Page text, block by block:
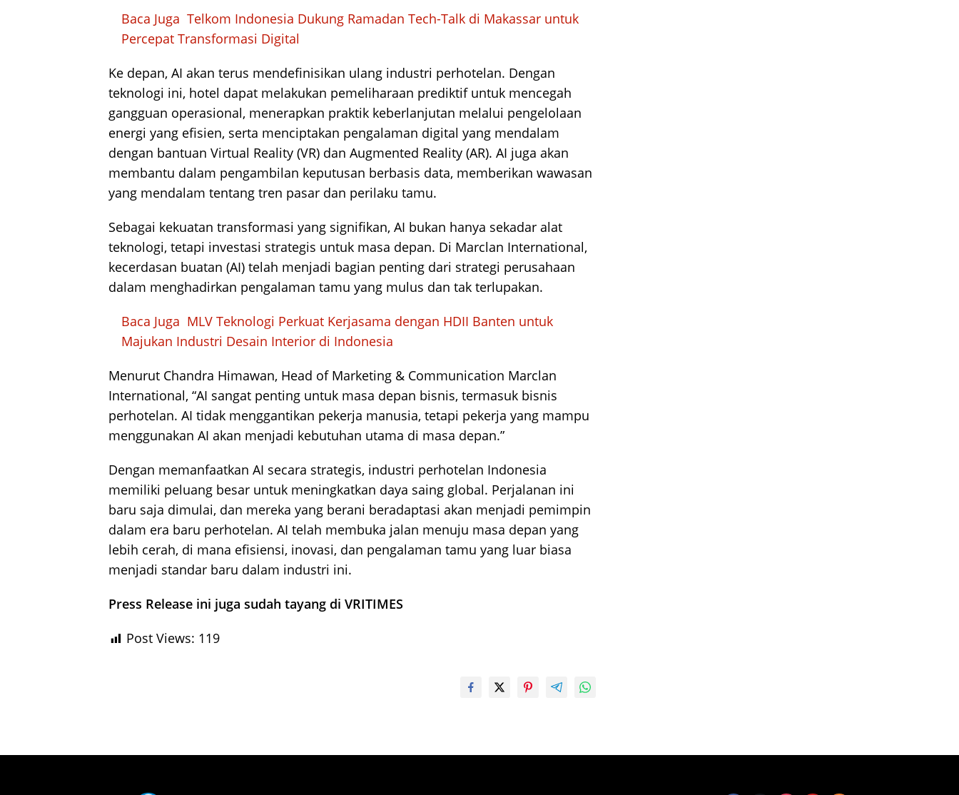
Baca Juga Telkom Indonesia Dukung Ramadan Tech-Talk di Makassar untuk
Percepat Transformasi Digital
Ke depan, AI akan terus mendefinisikan ulang industri perhotelan. Dengan
teknologi ini, hotel dapat melakukan pemeliharaan prediktif untuk mencegah
gangguan operasional, menerapkan praktik keberlanjutan melalui pengelolaan
energi yang efisien, serta menciptakan pengalaman digital yang mendalam
dengan bantuan Virtual Reality (VR) dan Augmented Reality (AR). AI juga akan
membantu dalam pengambilan keputusan berbasis data, memberikan wawasan
yang mendalam tentang tren pasar dan perilaku tamu.
Sebagai kekuatan transformasi yang signifikan, AI bukan hanya sekadar alat
teknologi, tetapi investasi strategis untuk masa depan. Di Marclan International,
kecerdasan buatan (AI) telah menjadi bagian penting dari strategi perusahaan
dalam menghadirkan pengalaman tamu yang mulus dan tak terlupakan.
Baca Juga MLV Teknologi Perkuat Kerjasama dengan HDII Banten untuk
Majukan Industri Desain Interior di Indonesia
Menurut Chandra Himawan, Head of Marketing & Communication Marclan
International, “AI sangat penting untuk masa depan bisnis, termasuk bisnis
perhotelan. AI tidak menggantikan pekerja manusia, tetapi pekerja yang mampu
menggunakan AI akan menjadi kebutuhan utama di masa depan.”
Dengan memanfaatkan AI secara strategis, industri perhotelan Indonesia
memiliki peluang besar untuk meningkatkan daya saing global. Perjalanan ini
baru saja dimulai, dan mereka yang berani beradaptasi akan menjadi pemimpin
dalam era baru perhotelan. AI telah membuka jalan menuju masa depan yang
lebih cerah, di mana efisiensi, inovasi, dan pengalaman tamu yang luar biasa
menjadi standar baru dalam industri ini.
Press Release ini juga sudah tayang di VRITIMES
Post Views: 119